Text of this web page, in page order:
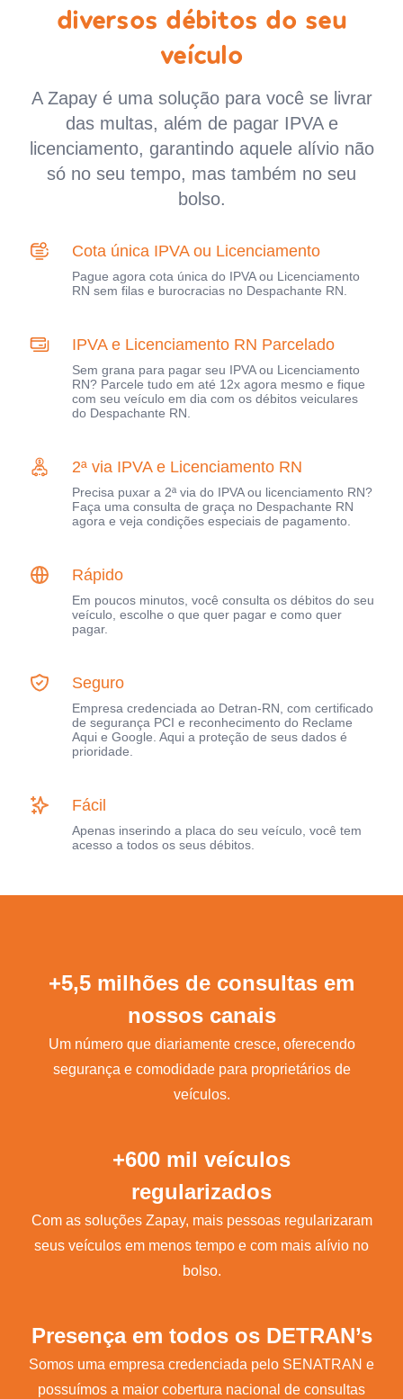
diversos débitos do seu
veículo
A Zapay é uma solução para você se livrar
das multas, além de pagar IPVA e
licenciamento, garantindo aquele alívio não
só no seu tempo, mas também no seu
bolso.
Cota única IPVA ou Licenciamento
Pague agora cota única do IPVA ou Licenciamento
RN sem filas e burocracias no Despachante RN.
IPVA e Licenciamento RN Parcelado
Sem grana para pagar seu IPVA ou Licenciamento
RN? Parcele tudo em até 12x agora mesmo e fique
com seu veículo em dia com os débitos veiculares
do Despachante RN.
2ª via IPVA e Licenciamento RN
Precisa puxar a 2ª via do IPVA ou licenciamento RN?
Faça uma consulta de graça no Despachante RN
agora e veja condições especiais de pagamento.
Rápido
Em poucos minutos, você consulta os débitos do seu
veículo, escolhe o que quer pagar e como quer
pagar.
Seguro
Empresa credenciada ao Detran-RN, com certificado
de segurança PCI e reconhecimento do Reclame
Aqui e Google. Aqui a proteção de seus dados é
prioridade.
Fácil
Apenas inserindo a placa do seu veículo, você tem
acesso a todos os seus débitos.
+5,5 milhões de consultas em
nossos canais
Um número que diariamente cresce, oferecendo
segurança e comodidade para proprietários de
veículos.
+600 mil veículos
regularizados
Com as soluções Zapay, mais pessoas regularizaram
seus veículos em menos tempo e com mais alívio no
bolso.
Presença em todos os DETRAN’s
Somos uma empresa credenciada pelo SENATRAN e
possuímos a maior cobertura nacional de consultas